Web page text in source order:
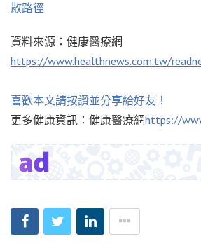
散路徑
資料來源：健康醫療網
https://www.healthnews.com.tw/
喜歡本文請按讚並分享給好友！
更多健康資訊：健康醫療網https://